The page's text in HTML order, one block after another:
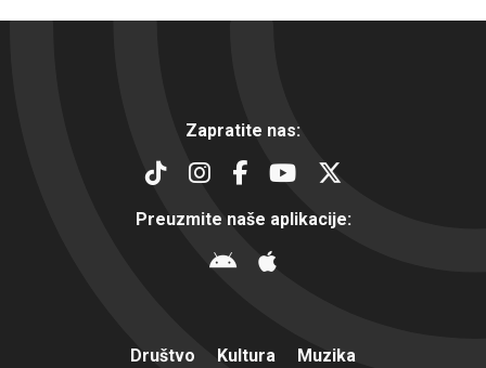
Zapratite nas:
Preuzmite naše aplikacije:
Društvo Kultura
Muzika